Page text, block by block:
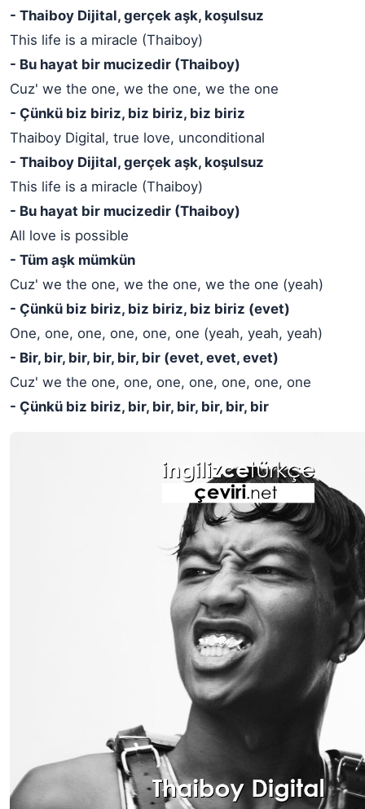
- Thaiboy Dijital, gerçek aşk, koşulsuz
This life is a miracle (Thaiboy)
- Bu hayat bir mucizedir (Thaiboy)
Cuz' we the one, we the one, we the one
- Çünkü biz biriz, biz biriz, biz biriz
Thaiboy Digital, true love, unconditional
- Thaiboy Dijital, gerçek aşk, koşulsuz
This life is a miracle (Thaiboy)
- Bu hayat bir mucizedir (Thaiboy)
All love is possible
- Tüm aşk mümkün
Cuz' we the one, we the one, we the one (yeah)
- Çünkü biz biriz, biz biriz, biz biriz (evet)
One, one, one, one, one, one (yeah, yeah, yeah)
- Bir, bir, bir, bir, bir, bir (evet, evet, evet)
Cuz' we the one, one, one, one, one, one, one
- Çünkü biz biriz, bir, bir, bir, bir, bir, bir